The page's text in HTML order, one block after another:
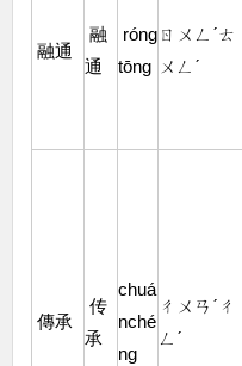
融通
融
通
róng
tōng
ㄖㄨㄥˊㄊ
ㄨㄥˊ
傳承
传
承
chuá
nché
ng
ㄔㄨㄢˊㄔ
ㄥˊ